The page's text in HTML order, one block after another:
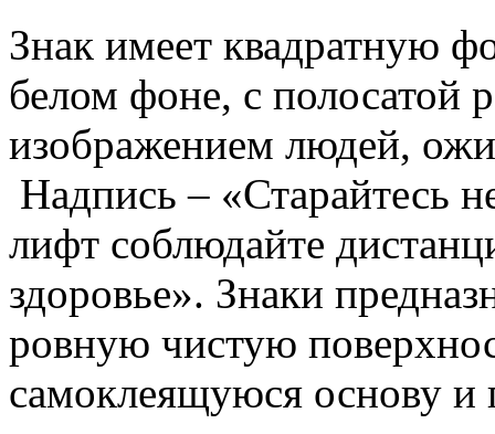
Знак имеет квадратную
белом фоне, с полосатой
изображением людей,
Надпись – «Старайтесь
лифт соблюдайте
здоровье». Знаки
ровную чистую
самоклеящуюся основу